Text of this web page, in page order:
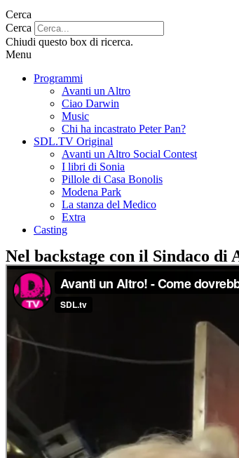
Cerca
Cerca
Chiudi questo box di ricerca.
Menu
Programmi
Avanti un Altro
Ciao Darwin
Music
Chi ha incastrato Peter Pan?
SDL.TV Original
Avanti un Altro Social Contest
I libri di Sonia
Pillole di Casa Bonolis
Modena Park
La stanza del Medico
Extra
Casting
Nel backstage con il Sindaco di